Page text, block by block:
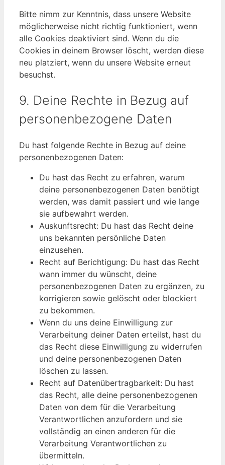
Bitte nimm zur Kenntnis, dass unsere Website
möglicherweise nicht richtig funktioniert, wenn
alle Cookies deaktiviert sind. Wenn du die
Cookies in deinem Browser löscht, werden diese
neu platziert, wenn du unsere Website erneut
besuchst.
9. Deine Rechte in Bezug auf
personenbezogene Daten
Du hast folgende Rechte in Bezug auf deine
personenbezogenen Daten:
Du hast das Recht zu erfahren, warum
deine personenbezogenen Daten benötigt
werden, was damit passiert und wie lange
sie aufbewahrt werden.
Auskunftsrecht: Du hast das Recht deine
uns bekannten persönliche Daten
einzusehen.
Recht auf Berichtigung: Du hast das Recht
wann immer du wünscht, deine
personenbezogenen Daten zu ergänzen, zu
korrigieren sowie gelöscht oder blockiert
zu bekommen.
Wenn du uns deine Einwilligung zur
Verarbeitung deiner Daten erteilst, hast du
das Recht diese Einwilligung zu widerrufen
und deine personenbezogenen Daten
löschen zu lassen.
Recht auf Datenübertragbarkeit: Du hast
das Recht, alle deine personenbezogenen
Daten von dem für die Verarbeitung
Verantwortlichen anzufordern und sie
vollständig an einen anderen für die
Verarbeitung Verantwortlichen zu
übermitteln.